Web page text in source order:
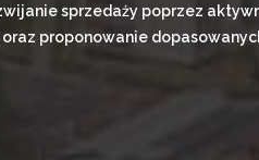
sprzedaży poprzez
proponowanie